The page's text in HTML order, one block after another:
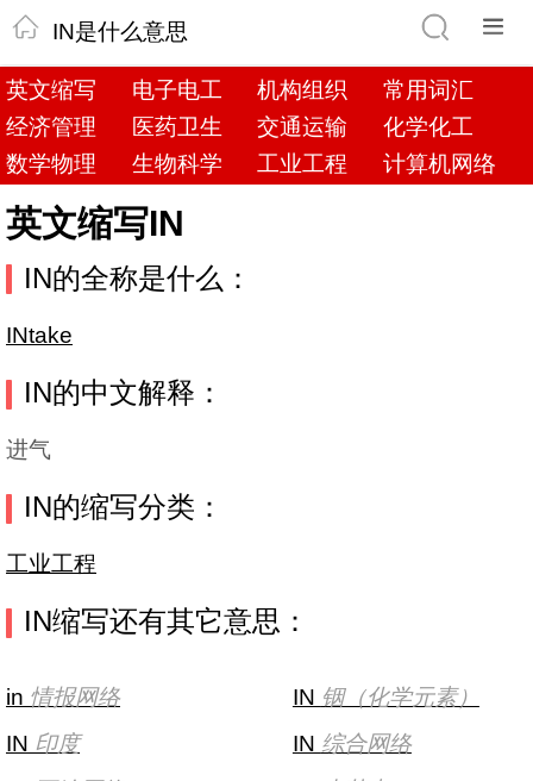
IN是什么意思
英文缩写 电子电工 机构组织
常用词汇
经济管理
医药卫生 交通运输
化学化工
数学物理
生物科学 工业工程 计算机网络
英文缩写IN
IN的全称是什么：
INtake
IN的中文解释：
进气
IN的缩写分类：
工业工程
IN缩写还有其它意思：
in 情报网络 IN 铟（化学元素）
IN 印度 IN 综合网络